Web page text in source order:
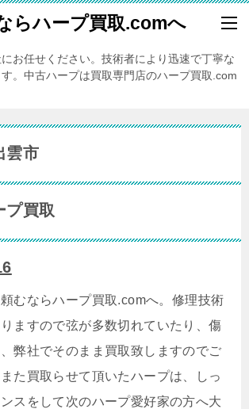
らハープ買取.comへ
お任せください。技術者により迅速で丁寧な
。中古ハープは買取専門店のハープ買取.com
雲市
プ買取
むならハープ買取.comへ。修理技術
ますので弦が多数切れていたり、傷
弊社でそのまま買取致しますのでご
た買取らせて頂いたハープは、しっ
スをして次のハープ愛好家の方へ大